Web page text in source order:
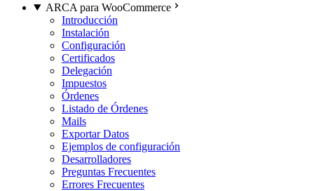
ARCA para WooCommerce
Introducción
Instalación
Configuración
Certificados
Delegación
Impuestos
Órdenes
Listado de Órdenes
Mails
Exportar Datos
Ejemplos de configuración
Desarrolladores
Preguntas Frecuentes
Errores Frecuentes